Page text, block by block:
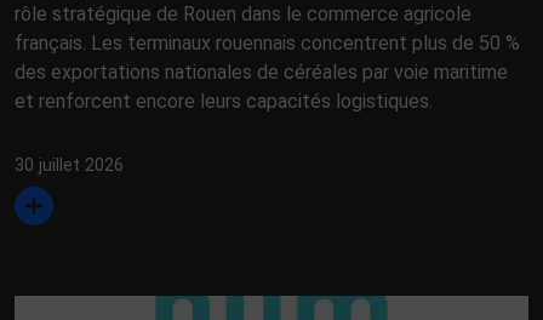
rôle stratégique de Rouen dans le commerce agricole
français. Les terminaux rouennais concentrent plus de 50 %
des exportations nationales de céréales par voie maritime
et renforcent encore leurs capacités logistiques.
30 juillet 2026